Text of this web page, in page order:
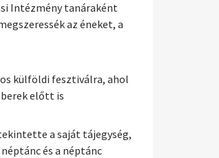
Intézmény tanáraként
az éneket, a
külföldi fesztiválra, ahol
előtt is
a saját tájegység,
és a néptánc